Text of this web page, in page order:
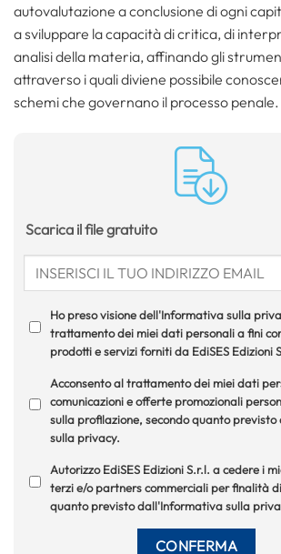
autovalutazione a conclusione di ogni
a sviluppare la capacità di critica, di
analisi della materia, affinando gli
attraverso i quali diviene possibile
schemi che governano il processo penale.
Scarica il file gratuito
Ho preso visione dell'Informativa sulla
trattamento dei miei dati personali a fini
prodotti e servizi forniti da EdiSES Edizioni
Acconsento al trattamento dei miei dati
comunicazioni e offerte promozionali
sulla profilazione, secondo quanto
sulla privacy.
Autorizzo EdiSES Edizioni S.r.l. a cedere i
terzi e/o partners commerciali per finalità
quanto previsto dall'Informativa sulla